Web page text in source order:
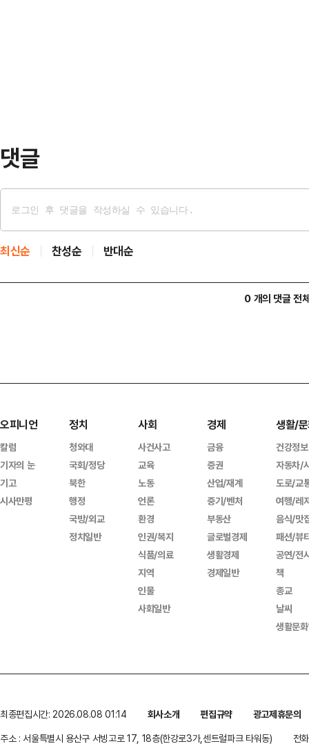
댓글
최신순 찬성순 반대순
0 개의 댓글 전
오피니언
칼럼
기자의 눈
기고
시사만평
정치
청와대
국회/정당
북한
행정
국방/외교
정치일반
사회
사건사고
교육
노동
언론
환경
인권/복지
식품/의료
지역
인물
사회일반
경제
금융
증권
산업/재계
중기/벤처
부동산
글로벌경제
생활경제
경제일반
생활/
건강정보
자동차/
도로/교
여행/레
음식/맛
패션/뷰
공연/전
책
종교
날씨
생활문
최종편집시간: 2026.08.08 01:14 회사소개 편집규약
광고제휴문의
주소 : 서울특별시 용산구 서빙고로 17, 18층(한강로3가,센트럴파크 타워동)
전